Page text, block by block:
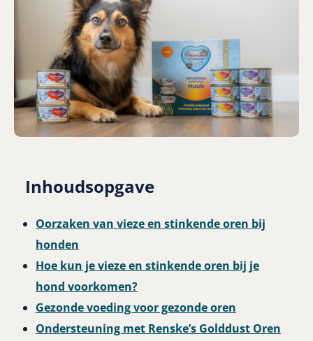
Inhoudsopgave
Oorzaken van vieze en stinkende oren bij
honden
Hoe kun je vieze en stinkende oren bij je
hond voorkomen?
Gezonde voeding voor gezonde oren
Ondersteuning met Renske’s Golddust Oren